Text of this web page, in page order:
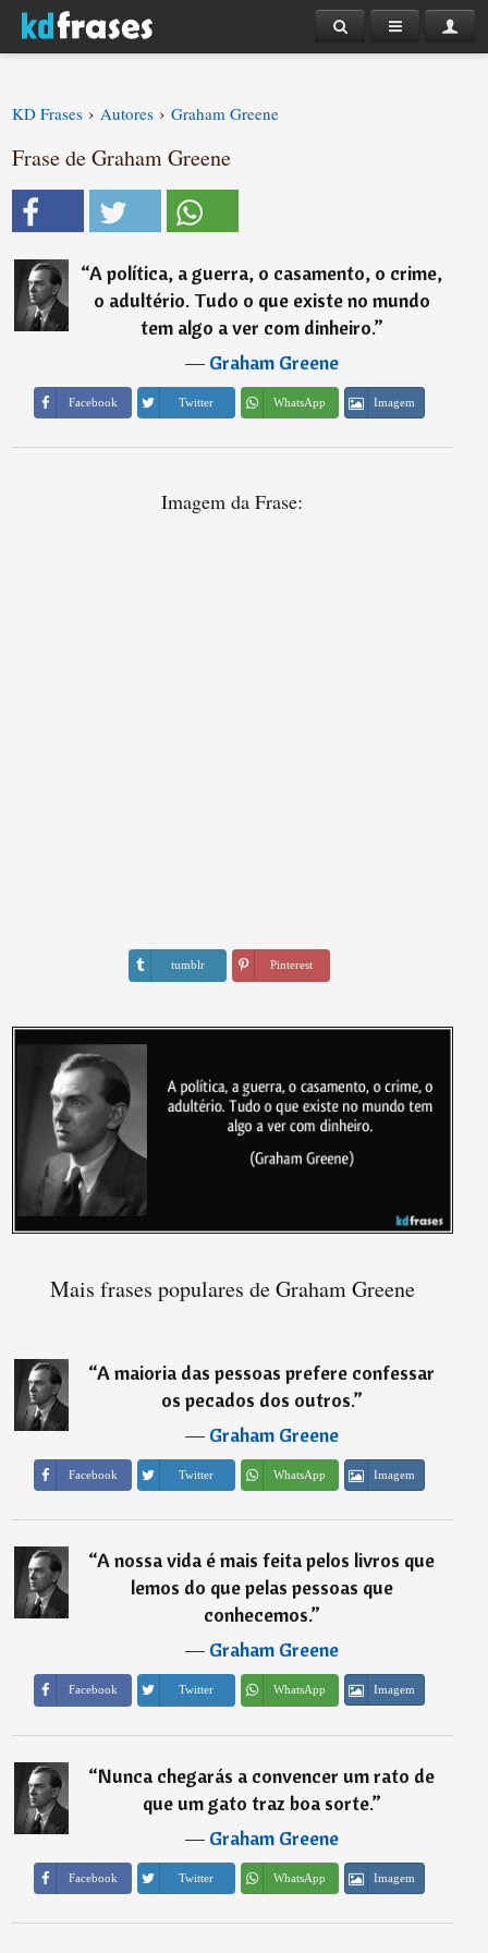
KD Frases › Autores › Graham Greene
Frase de Graham Greene
“A política, a guerra, o casamento, o crime,
o adultério. Tudo o que existe no mundo
tem algo a ver com dinheiro.”
―Graham Greene
Facebook Twitter WhatsApp Imagem
Imagem da Frase:
tumblr Pinterest
Mais frases populares de Graham Greene
“A maioria das pessoas prefere confessar
os pecados dos outros.”
―Graham Greene
Facebook Twitter WhatsApp Imagem
“A nossa vida é mais feita pelos livros que
lemos do que pelas pessoas que
conhecemos.”
―Graham Greene
Facebook Twitter WhatsApp Imagem
“Nunca chegarás a convencer um rato de
que um gato traz boa sorte.”
―Graham Greene
Facebook Twitter WhatsApp Imagem